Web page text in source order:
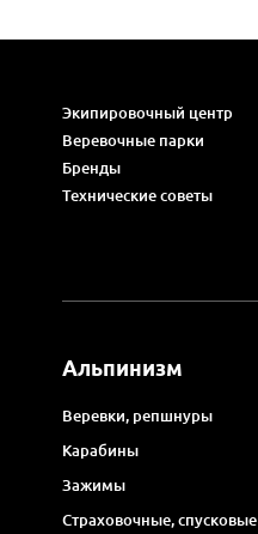
Экипировочный центр
Веревочные парки
Бренды
Технические советы
Альпинизм
Веревки, репшнуры
Карабины
Зажимы
Страховочные, спусковые